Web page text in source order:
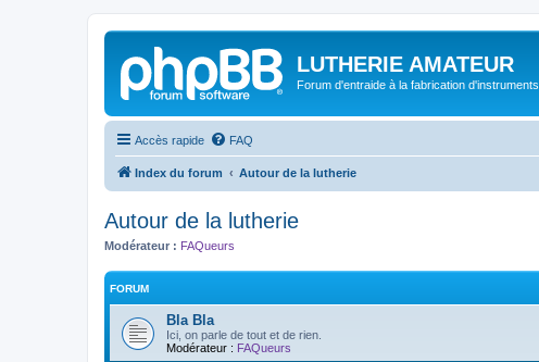
LUTHERIE AMATEUR
Forum d'entraide à la fabrication d'instruments
Accès rapide FAQ
Index du forum Autour de la lutherie
Autour de la lutherie
Modérateur : FAQueurs
FORUM
Bla Bla
Ici, on parle de tout et de rien.
Modérateur : FAQueurs